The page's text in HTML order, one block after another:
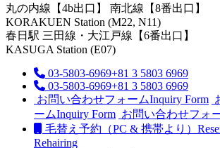
丸の内線【4b出口】 南北線【8番出口】
KORAKUEN Station (M22, N11)
春日駅 三田線・大江戸線【6番出口】
KASUGA Station (E07)
03-5803-6969+81 3 5803 6969
03-5803-6969+81 3 5803 6969
お問い合わせフォームInquiry Form
ームInquiry Form お問い合わせフォ
毛替え予約（PC & 携帯より）
Rehairing